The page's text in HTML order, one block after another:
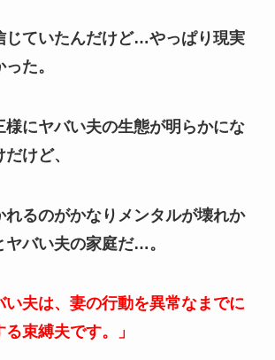
じていたんだけど…やっぱり現実
た。
様にヤバい夫の生態が明らかにな
けど、
れるのがかなりメンタルが壊れか
ヤバい夫の家庭だ…。
い夫は、妻の行動を異常なまでに
束縛夫です。」